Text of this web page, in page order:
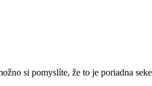
si pomyslíte, že to je poriadna